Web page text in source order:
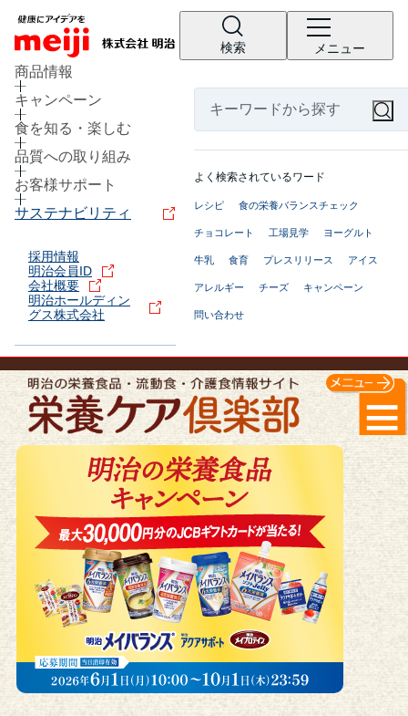
検索 メニュー
商品情報
キャンペーン
食を知る・楽しむ
品質への取り組み
お客様サポート
サステナビリティ
採用情報
明治会員ID
会社概要
明治ホールディン
グス株式会社
よく検索されているワード
レシピ 食の栄養バランスチェック
チョコレート 工場見学 ヨーグルト
牛乳 食育 プレスリリース アイス
アレルギー チーズ キャンペーン
問い合わせ